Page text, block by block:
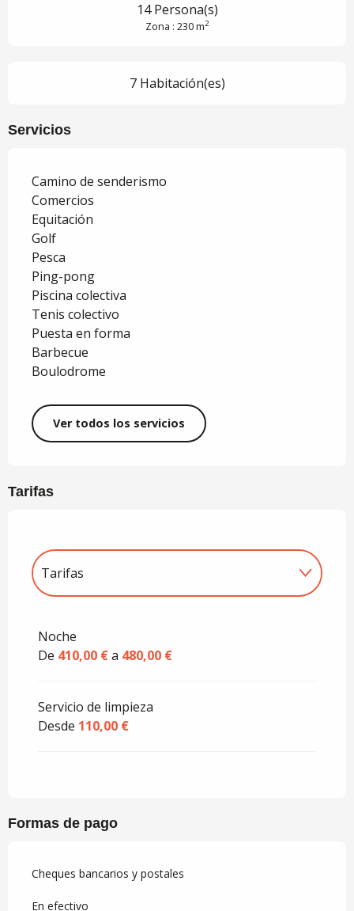
14 Persona(s)
Zona : 230 m2
7 Habitación(es)
Servicios
Camino de senderismo
Comercios
Equitación
Golf
Pesca
Ping-pong
Piscina colectiva
Tenis colectivo
Puesta en forma
Barbecue
Boulodrome
Ver todos los servicios
Tarifas
Tarifas
Noche
De 410,00 €a 480,00 €
Servicio de limpieza
Desde 110,00 €
Formas de pago
Cheques bancarios y postales
En efectivo